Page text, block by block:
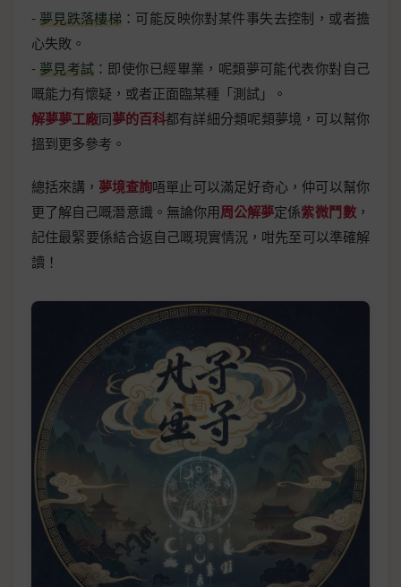
- 夢見跌落樓梯 ：可能反映你對某件事失去控制，或者擔
心失敗。
- 夢見考試 ：即使你已經畢業，呢類夢可能代表你對自己
嘅能力有懷疑，或者正面臨某種「測試」。
解夢夢工廠同夢的百科都有詳細分類呢類夢境，可以幫你
搵到更多參考。
總括來講， 夢境查詢唔單止可以滿足好奇心，仲可以幫你
更了解自己嘅潛意識。無論你用周公解夢定係紫微鬥數 ，
記住最緊要係結合返自己嘅現實情況，咁先至可以準確解
讀！